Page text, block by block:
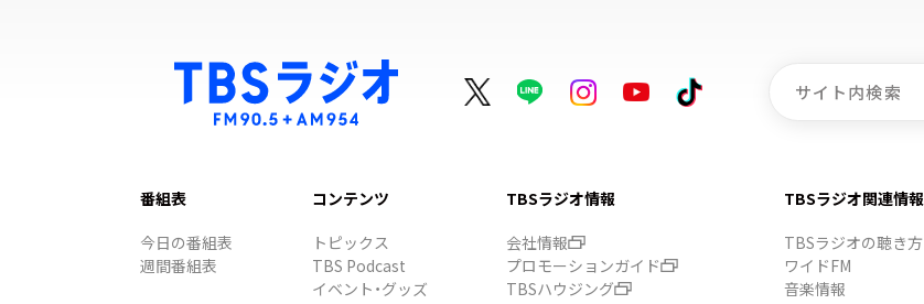
番組表
今日の番組表
週間番組表
コンテンツ
トピックス
TBS Podcast
イベント・グッズ
TBSラジオ情報
会社情報
プロモーションガイド
TBSハウジング
TBSラジオ関連情報
TBSラジオの聴き方
ワイドFM
音楽情報